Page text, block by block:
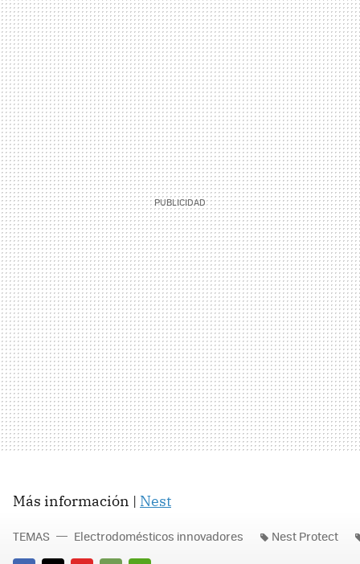
Más información | Nest
TEMAS Electrodomésticos innovadores Nest Protect